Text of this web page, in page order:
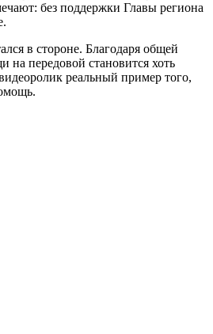
без поддержки Главы региона
в стороне. Благодаря общей
на передовой становится хоть
реальный пример того,